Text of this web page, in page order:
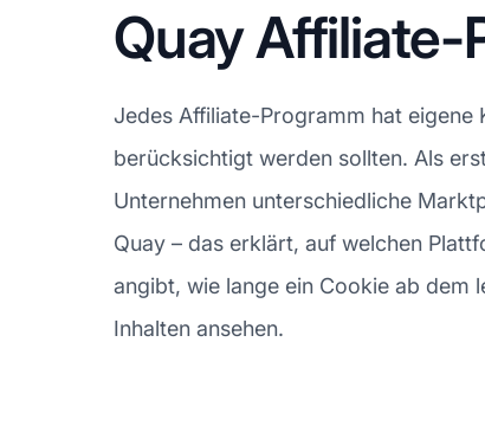
Quay
Jedes Affiliate-Programm hat eigene
berücksichtigt werden sollten. Als
Unternehmen unterschiedliche
Quay – das erklärt, auf welchen
angibt, wie lange ein Cookie ab dem
Inhalten ansehen.